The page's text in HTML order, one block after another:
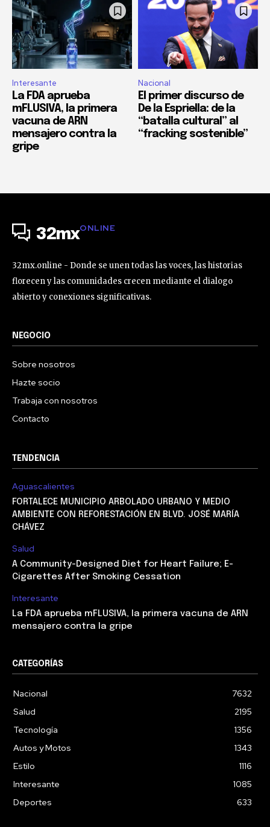
Interesante
La FDA aprueba
mFLUSIVA, la primera
vacuna de ARN
mensajero contra la
gripe
Nacional
El primer discurso de
De la Espriella: de la
“batalla cultural” al
“fracking sostenible”
32mxONLINE
32mx.online - Donde se unen todas las voces, las historias
florecen y las comunidades crecen mediante el dialogo
abierto y conexiones significativas.
NEGOCIO
Sobre nosotros
Hazte socio
Trabaja con nosotros
Contacto
TENDENCIA
Aguascalientes
FORTALECE MUNICIPIO ARBOLADO URBANO Y MEDIO
AMBIENTE CON REFORESTACIÓN EN BLVD. JOSÉ MARÍA
CHÁVEZ
Salud
A Community-Designed Diet for Heart Failure; E-
Cigarettes After Smoking Cessation
Interesante
La FDA aprueba mFLUSIVA, la primera vacuna de ARN
mensajero contra la gripe
CATEGORÍAS
Nacional
7632
Salud
2195
Tecnología
1356
Autos y Motos
1343
Estilo
1116
Interesante
1085
Deportes
633